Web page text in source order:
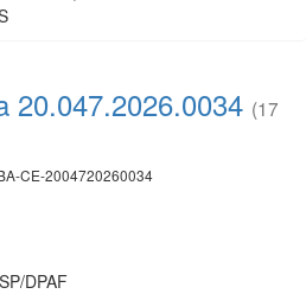
20.047.2026.0034 (17
CE-2004720260034
DPAF